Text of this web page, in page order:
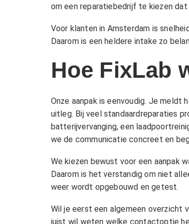
om een reparatiebedrijf te kiezen
Voor klanten in Amsterdam is
Daarom is een heldere intake zo
Hoe FixLab
Onze aanpak is eenvoudig. Je
uitleg. Bij veel standaardreparaties
batterijvervanging, een
we de communicatie concreet en
We kiezen bewust voor een aanpak
Daarom is het verstandig om niet
weer wordt opgebouwd en getest.
Wil je eerst een algemeen overzicht
juist wil weten welke contactoptie